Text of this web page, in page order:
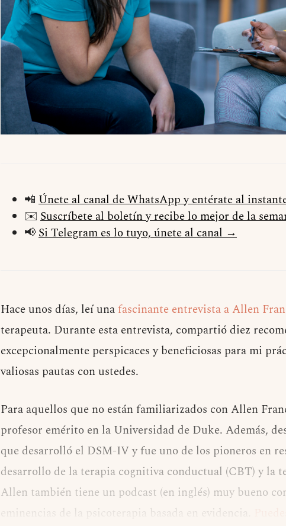
📲 Únete al canal de WhatsApp y entérate al
✉️ Suscríbete al boletín y recibe lo mejor de la
📢Si Telegram es lo tuyo, únete al canal →
Hace unos días, leí unafascinante entrevista a Allen
terapeuta. Durante esta entrevista, compartió diez
excepcionalmente perspicaces y beneficiosas para mi
valiosas pautas con ustedes.
Para aquellos que no están familiarizados con Allen
profesor emérito en la Universidad de Duke. Además,
que desarrolló el DSM-IV y fue uno de los pioneros en
desarrollo de la terapia cognitiva conductual (CBT) y la
Allen también tiene un podcast (en inglés) muy bueno
eminencias de la psicoterapia basada en evidencia.